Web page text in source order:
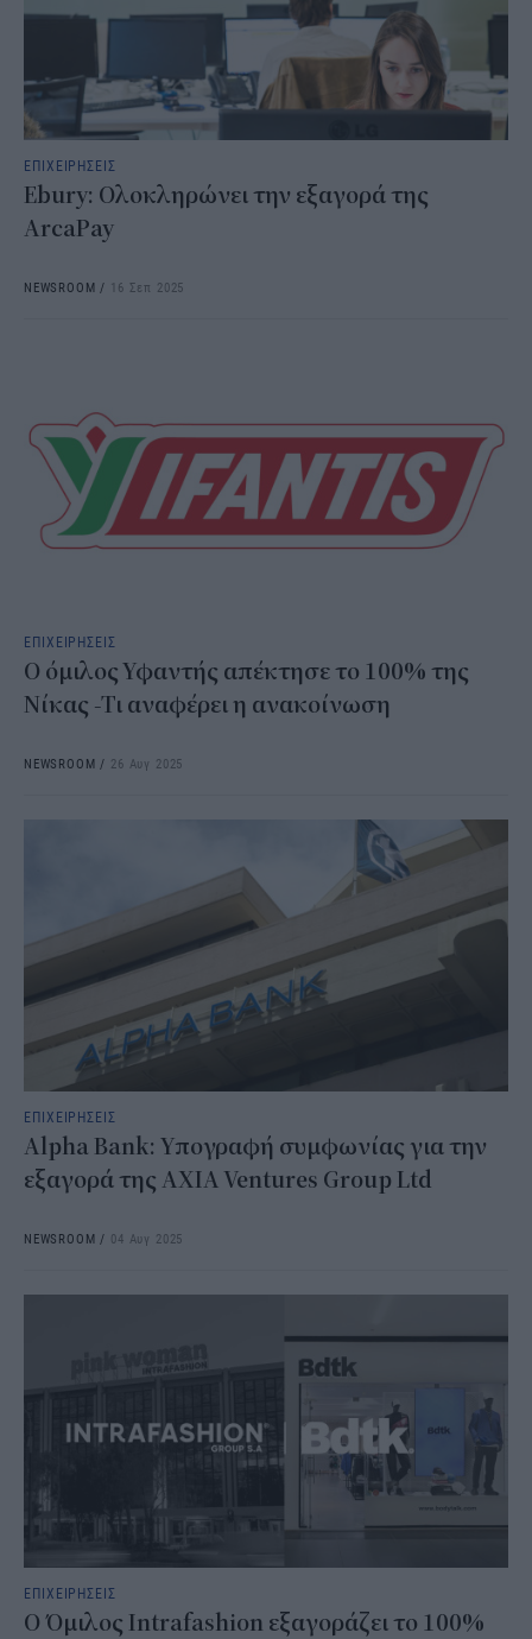
ΕΠΙΧΕΙΡΗΣΕΙΣ
Ebury: Ολοκληρώνει την εξαγορά της
ArcaPay
NEWSROOM / 16 Σεπ 2025
ΕΠΙΧΕΙΡΗΣΕΙΣ
Ο όμιλος Υφαντής απέκτησε το 100% της
Νίκας -Τι αναφέρει η ανακοίνωση
NEWSROOM / 26 Αυγ 2025
ΕΠΙΧΕΙΡΗΣΕΙΣ
Alpha Bank: Υπογραφή συμφωνίας για την
εξαγορά της AXIA Ventures Group Ltd
NEWSROOM / 04 Αυγ 2025
ΕΠΙΧΕΙΡΗΣΕΙΣ
Ο Όμιλος Intrafashion εξαγοράζει το 100%